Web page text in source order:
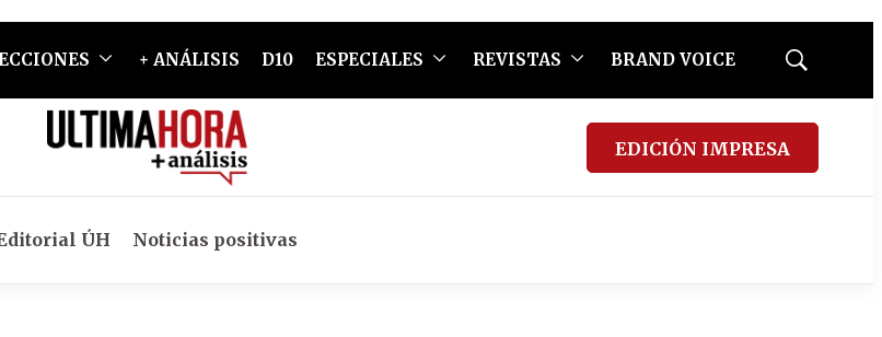
+ ANÁLISIS D10 ESPECIALES REVISTAS BRAND VOICE
Mostrar
EDICIÓN IMPRESA
ÚH Noticias positivas